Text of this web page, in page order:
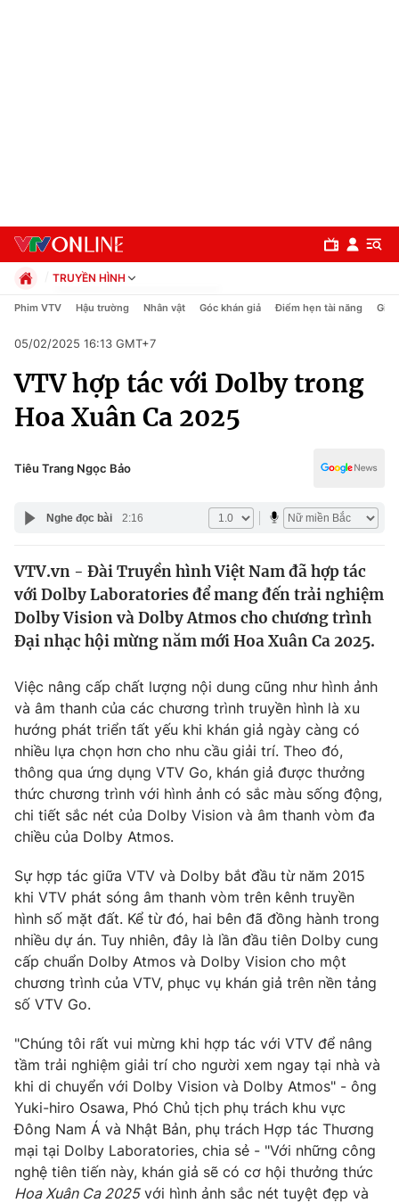
Chuyên mục
Chính trị
Pháp luật
Thế giới
Tin tức
Thế giới đó đây
Câu chuyện quốc tế
Tài chính
Thị trường
Góc doanh nghiệp
Dữ liệu và đời sống
Truyền hình
Phim VTV
Hậu trường
Nhân vật
Khán giả
Giải sao mai
Giải trí
Âm nhạc
Sao
Đời sống
Du lịch
Làm đẹp
Chất lượng cuộc sống
Giáo dục
Tuyển sinh
Học trực tuyến
Công nghệ
Hitech Công nghệ tương lai
Sản phẩm
Thị trường
Tư vấn
Lịch phát sóng
Chuyên mục khác
Emagazine Podcast
TRUYỀN HÌNH
Chính trị
Pháp luật
Kinh tế
Thể thao
Truyền hình
Y tế
Công nghệ
Phim VTV Hậu trường Nhân vật Góc khán giả Điểm hẹn tài năng Giải
05/02/2025 16:13 GMT+7
VTV hợp tác với Dolby trong
Hoa Xuân Ca 2025
Tiêu Trang Ngọc Bảo
Nghe đọc bài 2:16
VTV.vn - Đài Truyền hình Việt Nam đã hợp tác
với Dolby Laboratories để mang đến trải nghiệm
Dolby Vision và Dolby Atmos cho chương trình
Đại nhạc hội mừng năm mới Hoa Xuân Ca 2025.
Việc nâng cấp chất lượng nội dung cũng như hình ảnh
và âm thanh của các chương trình truyền hình là xu
hướng phát triển tất yếu khi khán giả ngày càng có
nhiều lựa chọn hơn cho nhu cầu giải trí. Theo đó,
thông qua ứng dụng VTV Go, khán giả được thưởng
thức chương trình với hình ảnh có sắc màu sống động,
chi tiết sắc nét của Dolby Vision và âm thanh vòm đa
chiều của Dolby Atmos.
Sự hợp tác giữa VTV và Dolby bắt đầu từ năm 2015
khi VTV phát sóng âm thanh vòm trên kênh truyền
hình số mặt đất. Kể từ đó, hai bên đã đồng hành trong
nhiều dự án. Tuy nhiên, đây là lần đầu tiên Dolby cung
cấp chuẩn Dolby Atmos và Dolby Vision cho một
chương trình của VTV, phục vụ khán giả trên nền tảng
số VTV Go.
"Chúng tôi rất vui mừng khi hợp tác với VTV để nâng
tầm trải nghiệm giải trí cho người xem ngay tại nhà và
khi di chuyển với Dolby Vision và Dolby Atmos" - ông
Yuki-hiro Osawa, Phó Chủ tịch phụ trách khu vực
Đông Nam Á và Nhật Bản, phụ trách Hợp tác Thương
mại tại Dolby Laboratories, chia sẻ - "Với những công
nghệ tiên tiến này, khán giả sẽ có cơ hội thưởng thức
Hoa Xuân Ca 2025với hình ảnh sắc nét tuyệt đẹp và